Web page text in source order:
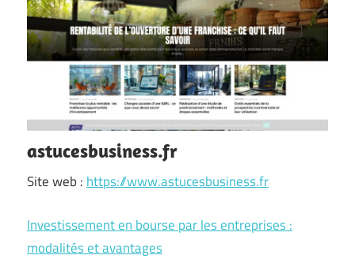
astucesbusiness.fr
Site web : https://www.astucesbusiness.fr
Investissement en bourse par les entreprises :
modalités et avantages